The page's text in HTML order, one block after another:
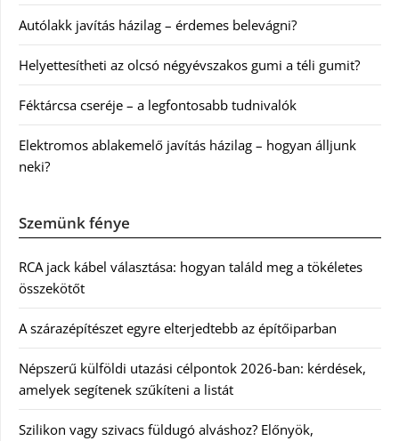
Autólakk javítás házilag – érdemes belevágni?
Helyettesítheti az olcsó négyévszakos gumi a téli gumit?
Féktárcsa cseréje – a legfontosabb tudnivalók
Elektromos ablakemelő javítás házilag – hogyan álljunk
neki?
Szemünk fénye
RCA jack kábel választása: hogyan találd meg a tökéletes
összekötőt
A szárazépítészet egyre elterjedtebb az építőiparban
Népszerű külföldi utazási célpontok 2026-ban: kérdések,
amelyek segítenek szűkíteni a listát
Szilikon vagy szivacs füldugó alváshoz? Előnyök,